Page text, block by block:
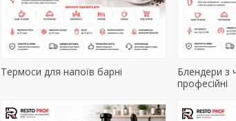
Термоси для напоїв барні
Блендери з
професійні